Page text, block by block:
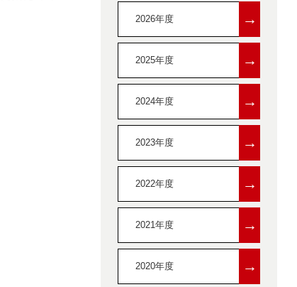
2026年度 →
2025年度 →
2024年度 →
2023年度 →
2022年度 →
2021年度 →
2020年度 →